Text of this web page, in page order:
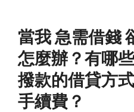
當我 急需借錢
怎麼辦？有哪
撥款的借貸方
手續費？